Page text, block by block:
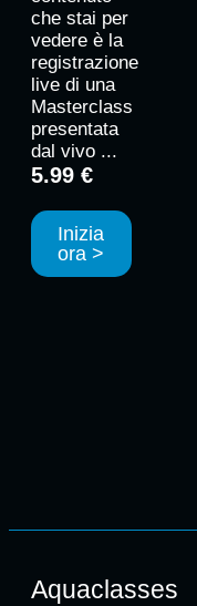
che stai per
vedere è la
registrazione
live di una
Masterclass
presentata
dal vivo ...
5.99 €
Inizia
ora >
Aquaclasses